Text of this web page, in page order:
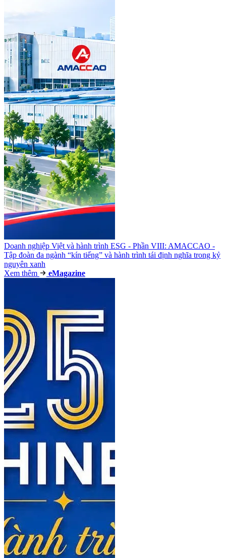
Doanh nghiệp Việt và hành trình ESG - Phần VIII: AMACCAO -
Tập đoàn đa ngành “kín tiếng” và hành trình tái định nghĩa trong kỷ
nguyên xanh
Xem thêm
eMagazine